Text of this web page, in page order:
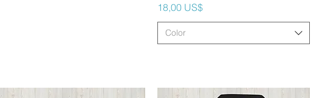
Precio
18,00 US$
Color